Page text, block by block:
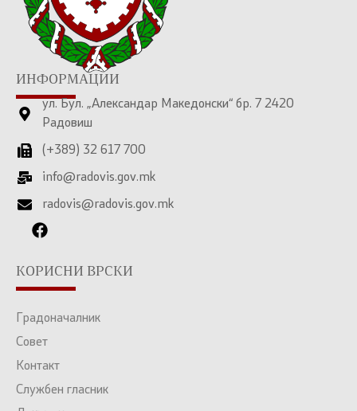
ИНФОРМАЦИИ
ул. Бул. „Александар Македонски“ бр. 7 2420
Радовиш
(+389) 32 617 700
info@radovis.gov.mk
radovis@radovis.gov.mk
КОРИСНИ ВРСКИ
Градоначалник
Совет
Контакт
Службен гласник